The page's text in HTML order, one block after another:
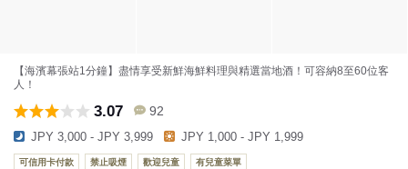
【海濱幕張站1分鐘】盡情享受新鮮海鮮料理與精選當地酒！可容納8至60位客
人！
3.07 92
JPY 3,000 - JPY 3,999 JPY 1,000 - JPY 1,999
可信用卡付款 禁止吸煙 歡迎兒童 有兒童菜單